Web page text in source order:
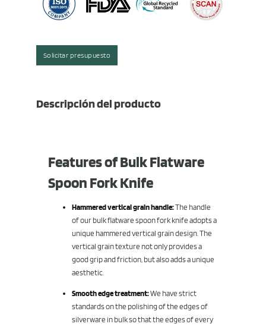
Solicitar presupuesto
Descripción del producto
Features of Bulk Flatware
Spoon Fork Knife
Hammered vertical grain handle:The handle
of our bulk flatware spoon fork knife adopts a
unique hammered vertical grain design. The
vertical grain texture not only provides a
good grip and friction, but also adds a unique
aesthetic.
Smooth edge treatment:We have strict
standards on the polishing of the edges of
silverware in bulk so that the edges of every